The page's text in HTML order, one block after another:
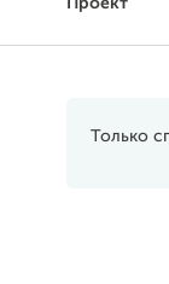
Проект
Только